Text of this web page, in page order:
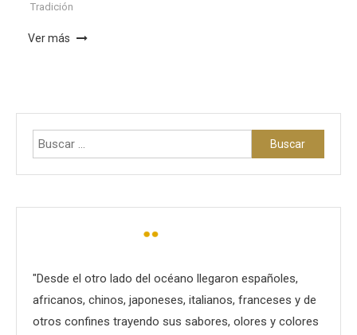
Tradición
Ver más
Buscar:
"Desde el otro lado del océano llegaron españoles,
africanos, chinos, japoneses, italianos, franceses y de
otros confines trayendo sus sabores, olores y colores